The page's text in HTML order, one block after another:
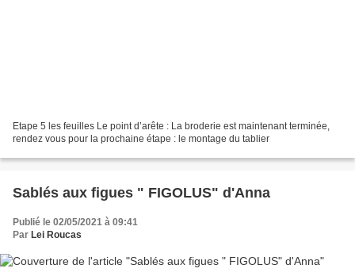
Etape 5 les feuilles Le point d’arête : La broderie est maintenant terminée,
rendez vous pour la prochaine étape : le montage du tablier
Sablés aux figues " FIGOLUS" d'Anna
Publié le 02/05/2021 à 09:41
Par Lei Roucas